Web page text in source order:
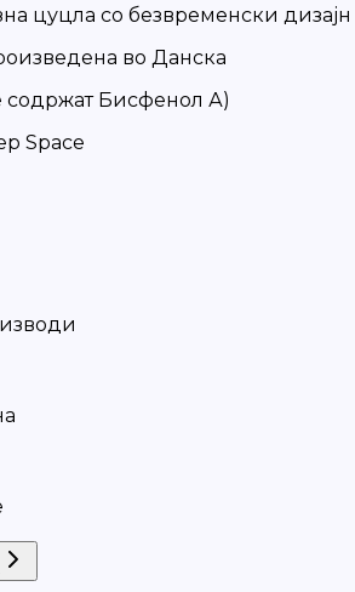
цуцла со безвременски дизајн
во Данска
содржат Бисфенол А)
Space